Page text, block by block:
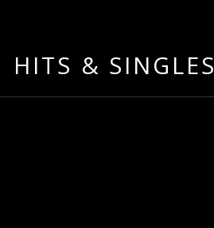
HITS & SINGLES